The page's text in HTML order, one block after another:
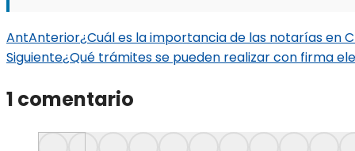
AntAnterior¿Cuál es la importancia de las notarías en
Siguiente¿Qué trámites se pueden realizar con firma
1 comentario